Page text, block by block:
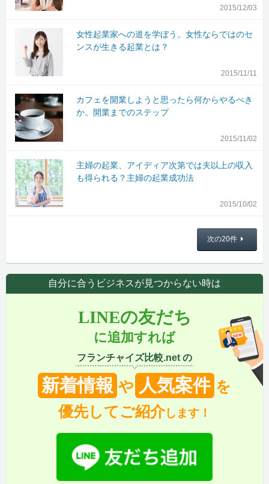
2015/12/03
女性起業家への道を学ぼう。女性ならではのセ
ンスが生きる起業とは？
2015/11/11
カフェを開業しようと思ったら何からやるべき
か。開業までのステップ
2015/11/02
主婦の起業、アイディア次第では夫以上の収入
も得られる？主婦の起業成功法
2015/10/02
次の20件
自分に合うビジネスが見つからない時は
LINEの友だち
に追加すれば
フランチャイズ比較.net の
新着情報 や 人気案件 を
優先してご紹介します！